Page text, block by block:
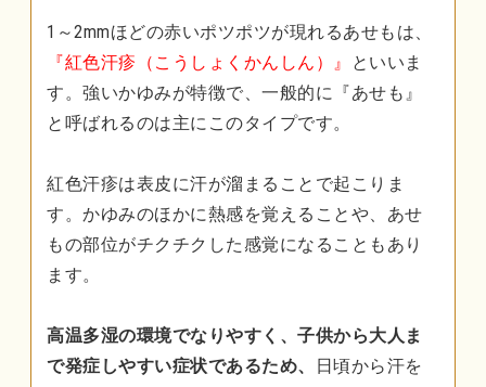
1～2mmほどの赤いポツポツが現れるあせもは、
『紅色汗疹（こうしょくかんしん）』
といいま
す。強いかゆみが特徴で、一般的に『あせも』
と呼ばれるのは主にこのタイプです。
紅色汗疹は表皮に汗が溜まることで起こりま
す。かゆみのほかに熱感を覚えることや、あせ
もの部位がチクチクした感覚になることもあり
ます。
高温多湿の環境でなりやすく、子供から大人ま
で発症しやすい症状であるため、
日頃から汗を